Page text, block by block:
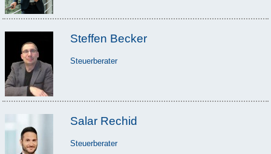
Steffen Becker
Steuerberater
Salar Rechid
Steuerberater